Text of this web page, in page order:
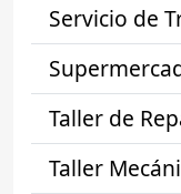
Servicio de
Taller de
Taller